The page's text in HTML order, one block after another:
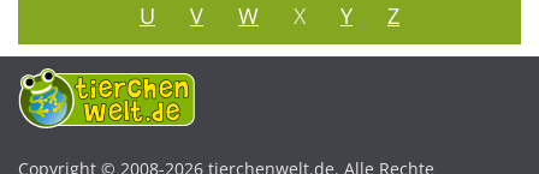
U
V W X Y Z
Copyright © 2008-2026 tierchenwelt.de. Alle Rechte